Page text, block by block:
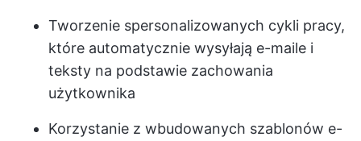
Tworzenie spersonalizowanych cykli pracy,
które automatycznie wysyłają e-maile i
teksty na podstawie zachowania
użytkownika
Korzystanie z wbudowanych szablonów e-